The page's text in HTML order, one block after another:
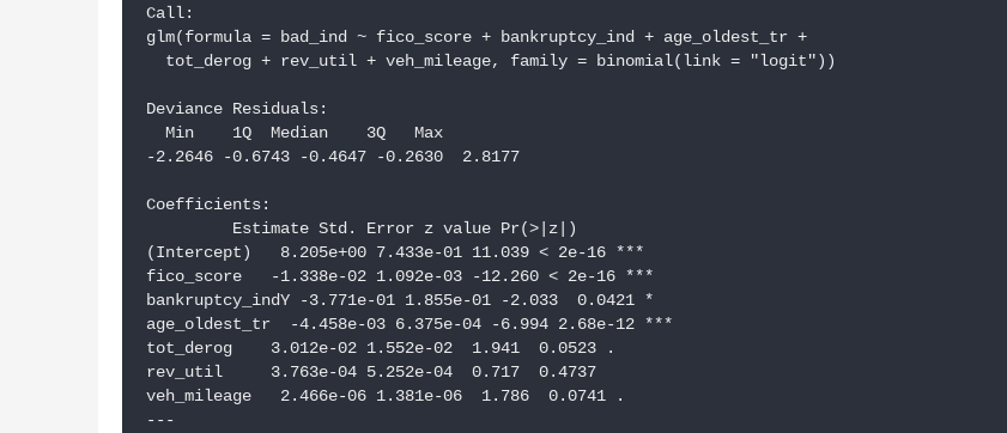
Call:
glm(formula = bad_ind ~ fico_score + bankruptcy_ind + age_oldest_tr +
  tot_derog + rev_util + veh_mileage, family = binomial(link = "logit"))
Deviance Residuals:
  Min    1Q  Median    3Q   Max
-2.2646 -0.6743 -0.4647 -0.2630  2.8177
Coefficients:
         Estimate Std. Error z value Pr(>|z|)
(Intercept)   8.205e+00 7.433e-01 11.039 < 2e-16 ***
fico_score   -1.338e-02 1.092e-03 -12.260 < 2e-16 ***
bankruptcy_indY -3.771e-01 1.855e-01 -2.033  0.0421 *
age_oldest_tr  -4.458e-03 6.375e-04 -6.994 2.68e-12 ***
tot_derog    3.012e-02 1.552e-02  1.941  0.0523 .
rev_util     3.763e-04 5.252e-04  0.717  0.4737
veh_mileage   2.466e-06 1.381e-06  1.786  0.0741 .
---